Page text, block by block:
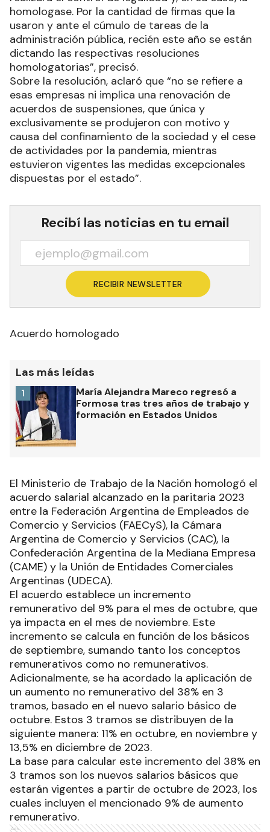
homologase. Por la cantidad de firmas que la
usaron y ante el cúmulo de tareas de la
administración pública, recién este año se están
dictando las respectivas resoluciones
homologatorias”, precisó.
Sobre la resolución, aclaró que “no se refiere a
esas empresas ni implica una renovación de
acuerdos de suspensiones, que única y
exclusivamente se produjeron con motivo y
causa del confinamiento de la sociedad y el cese
de actividades por la pandemia, mientras
estuvieron vigentes las medidas excepcionales
dispuestas por el estado”.
Recibí las noticias en tu email
RECIBIR NEWSLETTER
Acuerdo homologado
Las más leídas
María Alejandra Mareco regresó a
Formosa tras tres años de trabajo y
formación en Estados Unidos
1
El Ministerio de Trabajo de la Nación homologó el
acuerdo salarial alcanzado en la paritaria 2023
entre la Federación Argentina de Empleados de
Comercio y Servicios (FAECyS), la Cámara
Argentina de Comercio y Servicios (CAC), la
Confederación Argentina de la Mediana Empresa
(CAME) y la Unión de Entidades Comerciales
Argentinas (UDECA).
El acuerdo establece un incremento
remunerativo del 9% para el mes de octubre, que
ya impacta en el mes de noviembre. Este
incremento se calcula en función de los básicos
de septiembre, sumando tanto los conceptos
remunerativos como no remunerativos.
Adicionalmente, se ha acordado la aplicación de
un aumento no remunerativo del 38% en 3
tramos, basado en el nuevo salario básico de
octubre. Estos 3 tramos se distribuyen de la
siguiente manera: 11% en octubre, en noviembre y
13,5% en diciembre de 2023.
La base para calcular este incremento del 38% en
3 tramos son los nuevos salarios básicos que
estarán vigentes a partir de octubre de 2023, los
cuales incluyen el mencionado 9% de aumento
remunerativo.
Ads